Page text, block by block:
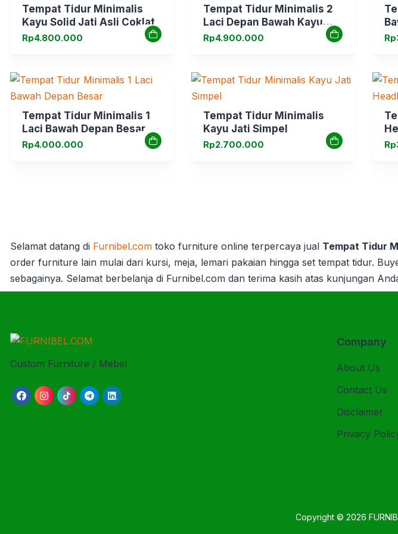
Tempat Tidur Minimalis
Kayu Solid Jati Asli Coklat
Rp4.800.000
Tempat Tidur Minimalis 2
Laci Depan Bawah Kayu
Mahoni
Rp4.900.000 Rp
Tempat Tidur Minimalis 1
Laci Bawah Depan Besar
Rp4.000.000
Tempat Tidur Minimalis
Kayu Jati Simpel
Rp2.700.000 Rp
Selamat datang di Furnibel.com toko furniture online terpercaya jual Tempat Tidur
order furniture lain mulai dari kursi, meja, lemari pakaian hingga set tempat tidur.
sebagainya. Selamat berbelanja di Furnibel.com dan terima kasih atas kunjungan
Custom Furniture / Mebel
Company
About Us
Contact Us
Disclaimer
Privacy
Copyright © 2026